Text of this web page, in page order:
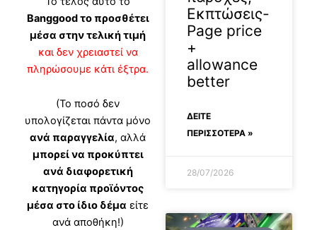
Banggood το προσθέτει
μέσα στην τελική τιμή
και δεν χρειαστεί να
πληρώσουμε κάτι έξτρα.
(Το ποσό δεν
υπολογίζεται πάντα μόνο
ανά παραγγελία, αλλά
μπορεί να προκύπτει
ανά διαφορετική
κατηγορία προϊόντος
μέσα στο ίδιο δέμα είτε
ανά αποθήκη!)
Εκπτώσεις-
Page price
+
allowance
better
ΔΕΊΤΕ
ΠΕΡΙΣΣΟΤΕΡΑ »
28/07/2026